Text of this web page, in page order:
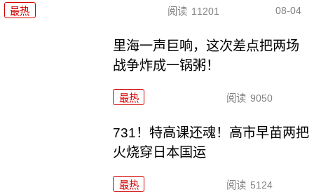
最热 阅读 11201 08-04
里海一声巨响，这次差点把两场
战争炸成一锅粥！
最热 阅读 9050
731！特高课还魂！高市早苗两把
火烧穿日本国运
最热 阅读 5124